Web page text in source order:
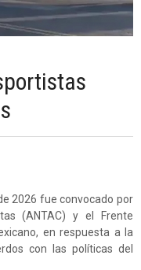
2026 fue convocado por
(ANTAC) y el Frente
en respuesta a la
con las políticas del